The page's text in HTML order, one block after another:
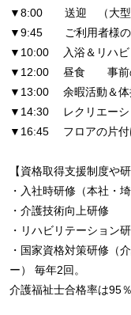
▼8:00 送迎 （大型ワ
▼9:45 ご利用者様の
▼10:00 入浴＆リハビ
▼12:00 昼食 事前の
▼13:00 余暇活動＆体
▼14:30 レクリエー
▼16:45 フロアの片付
【資格取得支援制度や
・入社時研修（本社・
・介護技術向上研修
・リハビリテーション
・国家資格対策研修（
ー） 毎年2回。
介護福祉士合格率は95％